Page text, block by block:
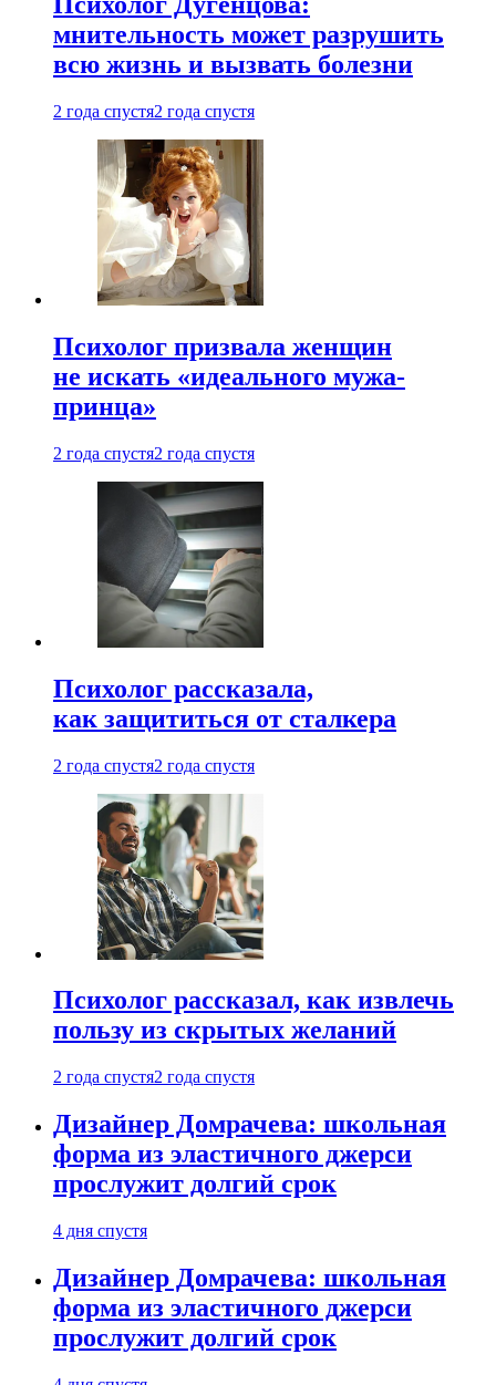
мнительность может разрушить
всю жизнь и вызвать болезни
2 года спустя2 года спустя
Психолог призвала женщин
не искать «идеального мужа-
принца»
2 года спустя2 года спустя
Психолог рассказала,
как защититься от сталкера
2 года спустя2 года спустя
Психолог рассказал, как извлечь
пользу из скрытых желаний
2 года спустя2 года спустя
Дизайнер Домрачева: школьная
форма из эластичного джерси
прослужит долгий срок
4 дня спустя
Дизайнер Домрачева: школьная
форма из эластичного джерси
прослужит долгий срок